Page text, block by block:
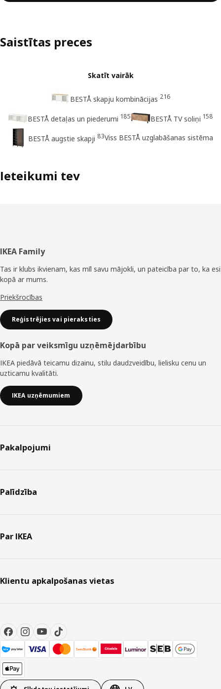
Saistītas preces
Skatīt vairāk
BESTÅ skapju kombinācijas 216
BESTÅ detaļas un piederumi 185 BESTÅ TV soliņi 158
BESTÅ augstie skapji 83Viss BESTÅ uzglabāšanas sistēma
Ieteikumi tev
Kājene
IKEA Family
Tas ir klubs ikvienam, kas mīl savu mājokli, un pateicība par to, ka esi
kopā ar mums.
Priekšrocības
Reģistrējies vai pieraksties
Kopā par veiksmīgu uzņēmējdarbību
IKEA piedāvā teicamu dizainu, stilu daudzveidību, lielisku cenu un
uzticamu kvalitāti.
IKEA uzņēmumiem
Pakalpojumi
Palīdzība
Par IKEA
Klientu apkalpošanas vietas